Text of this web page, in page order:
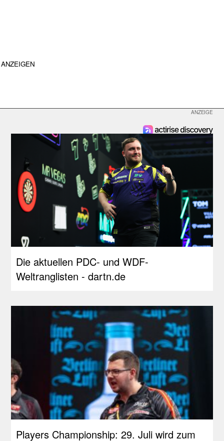
ANZEIGEN
Die aktuellen PDC- und WDF-
Weltranglisten - dartn.de
Players Championship: 29. Juli wird zum